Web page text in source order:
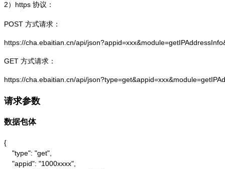
2） https 协议：
POST 方式请求：
https://cha.ebaitian.cn/api/
GET 方式请求：
https://cha.ebaitian.cn/api/
请求参数
数据包体
{
    "type": "get",
    "appid": "1000xxxx",